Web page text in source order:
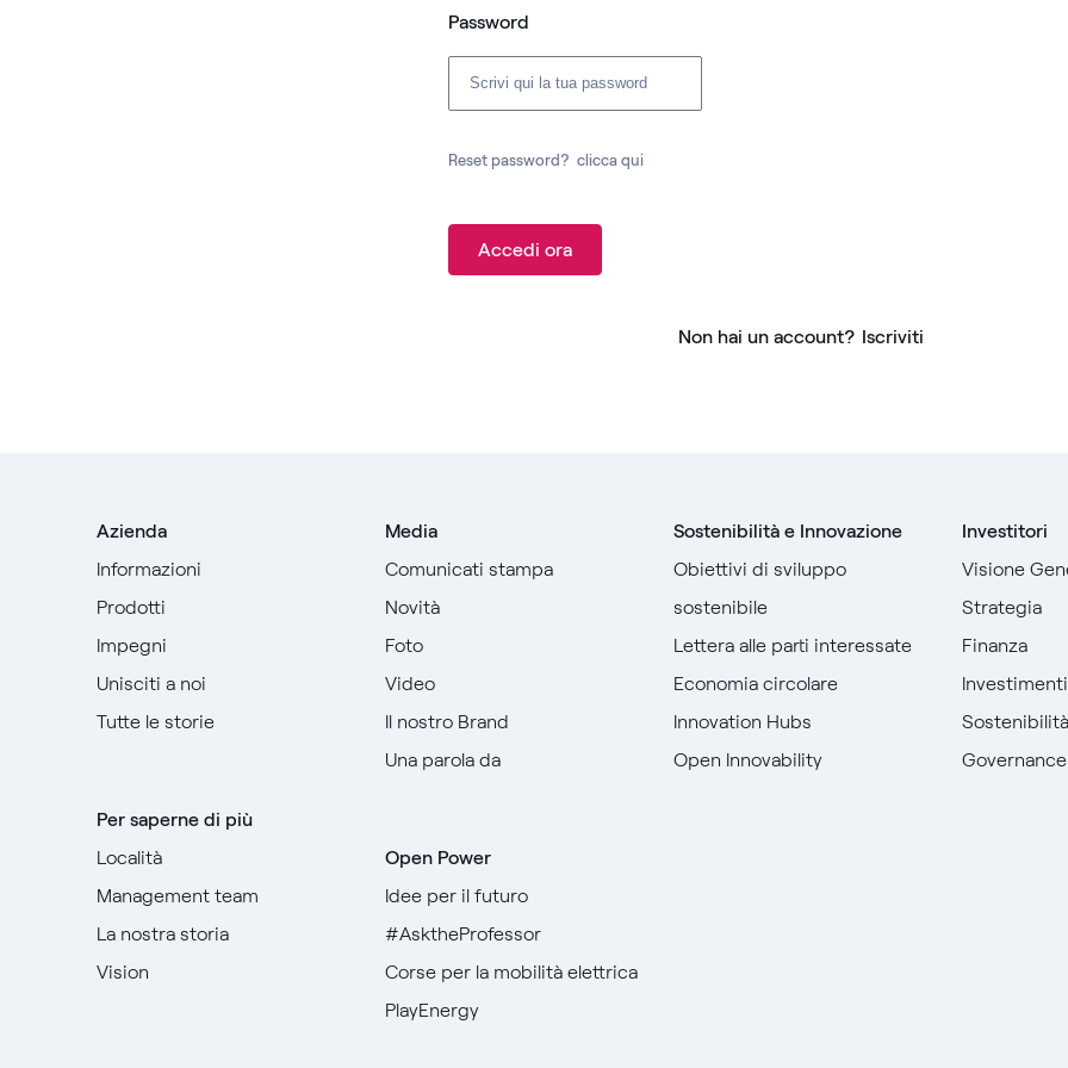
Password
Reset password? clicca qui
Accedi ora
Non hai un account? Iscriviti
Azienda
Informazioni
Prodotti
Impegni
Unisciti a noi
Tutte le storie
Per saperne di più
Località
Management team
La nostra storia
Vision
Media
Comunicati stampa
Novità
Foto
Video
Il nostro Brand
Una parola da
Open Power
Idee per il futuro
#AsktheProfessor
Corse per la mobilità elettrica
PlayEnergy
Sostenibilità e Innovazione
Obiettivi di sviluppo
sostenibile
Lettera alle parti interessate
Economia circolare
Innovation Hubs
Open Innovability
Investitori
Visione
Strategia
Finanza
Investimenti
Sostenibilità
Governance